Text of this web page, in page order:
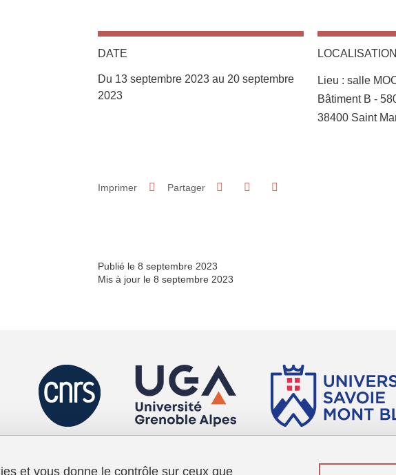
DATE
Du 13 septembre 2023 au 20 septembre
2023
LOCALISATION
Complément
Lieu : salle
Bâtiment B -
38400 Saint
Imprimer Partager Partager sur Facebook
Partager sur LinkedIn
Publié le 8 septembre 2023
Mis à jour le 8 septembre 2023
et vous donne le contrôle sur ceux que